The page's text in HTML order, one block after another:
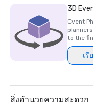
Michelin Guide, 2024
2023)
HSMAI Adrian Award,
Northstar Meetings
3D
Cvent
to the
เรี
สิ่งอำนวยความสะดวก